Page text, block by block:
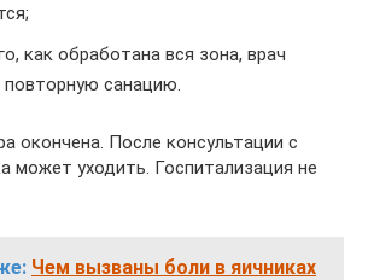
как обработана вся зона, врач
санацию.
окончена. После консультации с
может уходить. Госпитализация не
Чем вызваны боли в яичниках